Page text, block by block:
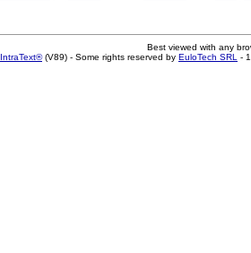
Best viewed with any
IntraText®(V89) - Some rights reserved by EuloTech SRL -